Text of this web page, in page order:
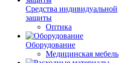
Средства индивидуальной
защиты
Оптика
Оборудование
Медицинская мебель